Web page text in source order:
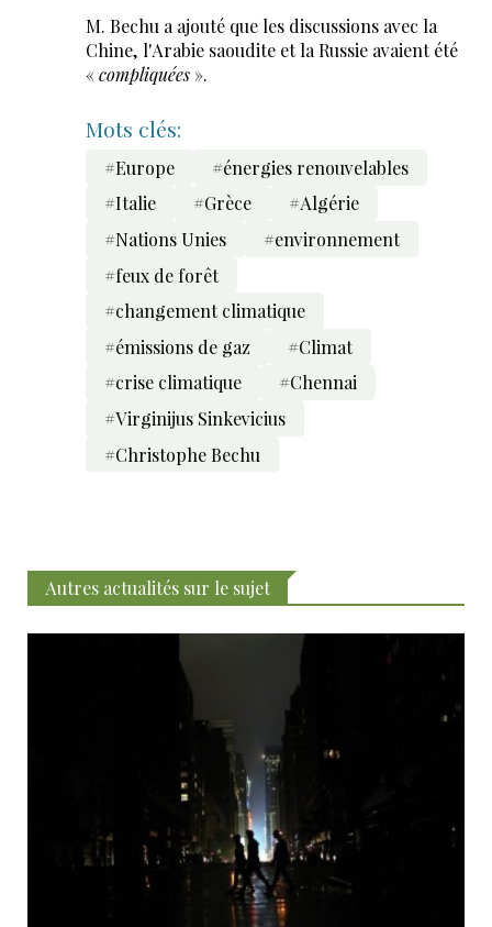
M. Bechu a ajouté que les discussions avec la
Chine, l'Arabie saoudite et la Russie avaient été
«compliquées».
Mots clés:
#Europe
#énergies renouvelables
#Italie
#Grèce
#Algérie
#Nations Unies
#environnement
#feux de forêt
#changement climatique
#émissions de gaz
#Climat
#crise climatique
#Chennai
#Virginijus Sinkevicius
#Christophe Bechu
Autres actualités sur le sujet